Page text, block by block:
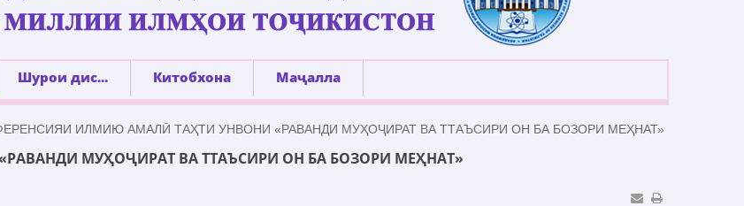
Шурои дис... Китобхона Маҷалла
ИЛМИЮ АМАЛӢ ТАҲТИ УНВОНИ «РАВАНДИ МУҲОҶИРАТ ВА ТТАЪСИРИ ОН БА БОЗОРИ МЕҲНАТ»
МУҲОҶИРАТ ВА ТТАЪСИРИ ОН БА БОЗОРИ МЕҲНАТ»